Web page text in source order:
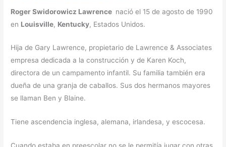
Roger Swidorowicz Lawrence nació el 15 de agosto de 1990
en Louisville, Kentucky, Estados Unidos.
Hija de Gary Lawrence, propietario de Lawrence & Associates
empresa dedicada a la construcción y de Karen Koch,
directora de un campamento infantil. Su familia también era
dueña de una granja de caballos. Sus dos hermanos mayores
se llaman Ben y Blaine.
Tiene ascendencia inglesa, alemana, irlandesa, y escocesa.